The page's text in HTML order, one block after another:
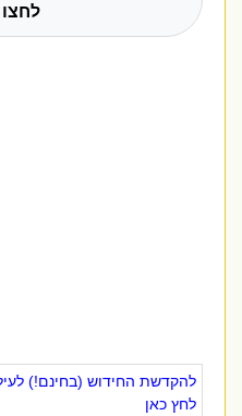
לחצו
להקדשת החידוש (בחינם!)
לחץ כאן